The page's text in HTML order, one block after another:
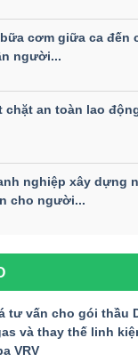
cơm giữa ca đến
người...
chặt an toàn lao
nghiệp xây dựng
cho người...
tư vấn cho gói thầu
và thay thế linh
VRV